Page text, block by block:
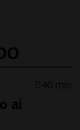
40 min
ai